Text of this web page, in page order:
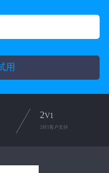
用
2V1
2对1客户支持